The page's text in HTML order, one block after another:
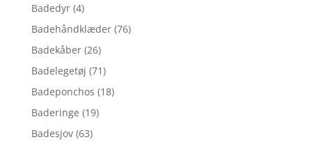
Badedyr (4)
Badehåndklæder (76)
Badekåber (26)
Badelegetøj (71)
Badeponchos (18)
Baderinge (19)
Badesjov (63)